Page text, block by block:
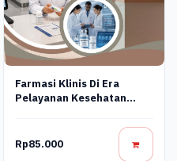
Farmasi Klinis Di Era
Pelayanan Kesehatan
Rp85.000